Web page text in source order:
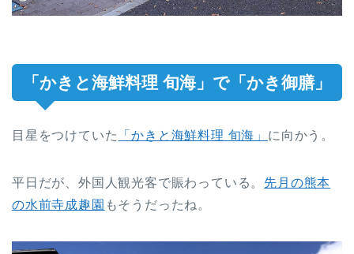
「かきと海鮮料理 旬海」で「かき御膳」
目星をつけていた 「かきと海鮮料理 旬海」 に向かう。
平日だが、外国人観光客で賑わっている。 先月の熊本
の水前寺成趣園 もそうだったね。